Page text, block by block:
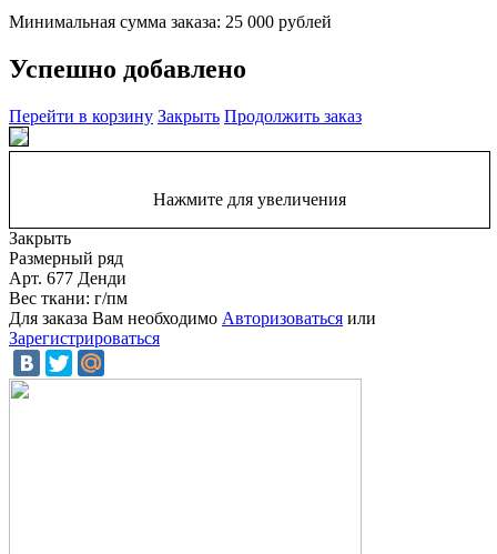
Минимальная сумма заказа: 25 000 рублей
Успешно добавлено
Перейти в корзину Закрыть Продолжить заказ
Нажмите для увеличения
Закрыть
Размерный ряд
Арт. 677 Денди
Вес ткани: г/пм
Для заказа Вам необходимо Авторизоваться или
Зарегистрироваться